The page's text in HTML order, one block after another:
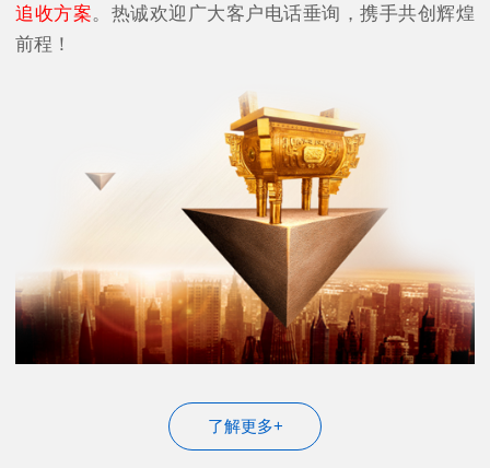
追收方案。热诚欢迎广大客户电话垂询，携手共创辉煌
前程！
了解更多+